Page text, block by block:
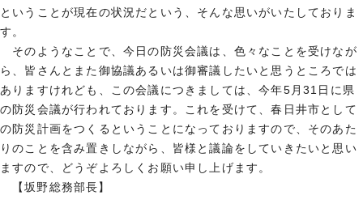
ということが現在の状況だという、そんな思いがいたしておりま
す。
そのようなことで、今日の防災会議は、色々なことを受けなが
ら、皆さんとまた御協議あるいは御審議したいと思うところでは
ありますけれども、この会議につきましては、今年5月31日に県
の防災会議が行われております。これを受けて、春日井市として
の防災計画をつくるということになっておりますので、そのあた
りのことを含み置きしながら、皆様と議論をしていきたいと思い
ますので、どうぞよろしくお願い申し上げます。
【坂野総務部長】